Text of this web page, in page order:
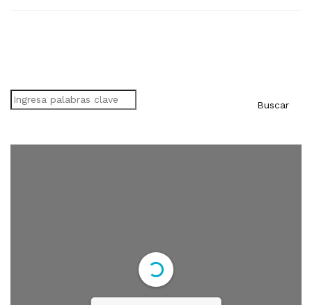
Buscar
Buscar